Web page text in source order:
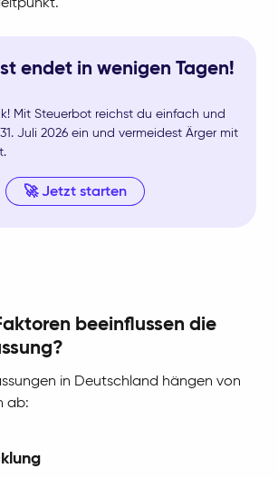
endet in wenigen Tagen!
Mit Steuerbot reichst du einfach und
Juli 2026 ein und vermeidest Ärger mit
🚀 Jetzt starten
beeinflussen die
in Deutschland hängen von
ab: